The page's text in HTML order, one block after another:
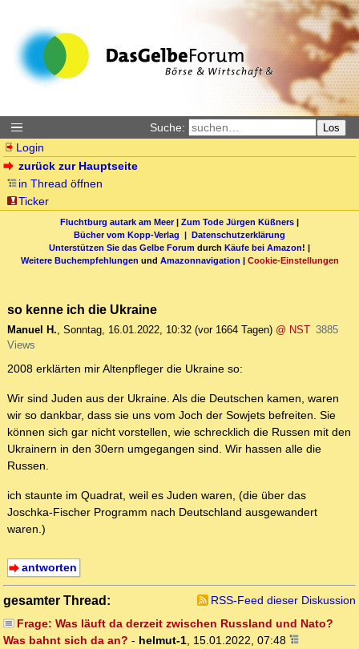
Suche: Los
Login
zurück zur Hauptseite
in Thread öffnen
Ticker
Fluchtburg autark am Meer| Zum Tode Jürgen Küßners |
Bücher vom Kopp-Verlag | Datenschutzerklärung
Unterstützen Sie das Gelbe Forum durch Käufe bei Amazon! |
Weitere Buchempfehlungen und Amazonnavigation | Cookie-Einstellungen
so kenne ich die Ukraine
Manuel H., Sonntag, 16.01.2022, 10:32 (vor 1664 Tagen) @ NST 3885
Views
2008 erklärten mir Altenpfleger die Ukraine so:
Wir sind Juden aus der Ukraine. Als die Deutschen kamen, waren
wir so dankbar, dass sie uns vom Joch der Sowjets befreiten. Sie
können sich gar nicht vorstellen, wie schrecklich die Russen mit den
Ukrainern in den 30ern umgegangen sind. Wir hassen alle die
Russen.
ich staunte im Quadrat, weil es Juden waren, (die über das
Joschka-Fischer Programm nach Deutschland ausgewandert
waren.)
antworten
gesamter Thread:
RSS-Feed dieser Diskussion
Frage: Was läuft da derzeit zwischen Russland und Nato?
Was bahnt sich da an? - helmut-1, 15.01.2022, 07:48